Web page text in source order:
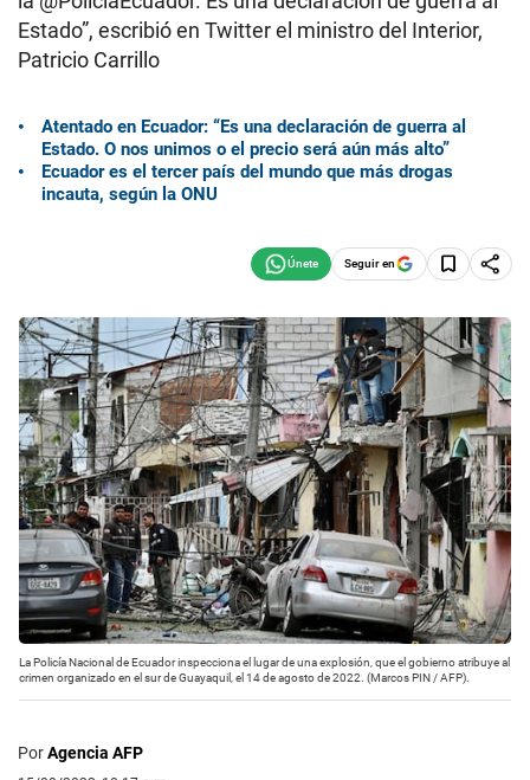
Estado”, escribió en Twitter el ministro del Interior,
Patricio Carrillo
Atentado en Ecuador: “Es una declaración de guerra al
Estado. O nos unimos o el precio será aún más alto”
Ecuador es el tercer país del mundo que más drogas
incauta, según la ONU
Seguir en
La Policía Nacional de Ecuador inspecciona el lugar de una explosión, que el gobierno atribuye al
crimen organizado en el sur de Guayaquil, el 14 de agosto de 2022. (Marcos PIN / AFP).
PorAgencia AFP